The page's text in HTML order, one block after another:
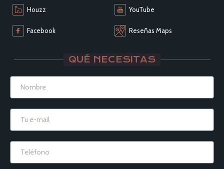
Houzz
Facebook
YouTube
Reseñas Maps
QUÉ NECESITAS